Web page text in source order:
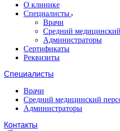
О клинике
Специалисты
Врачи
Средний
Администраторы
Сертификаты
Реквизиты
Специалисты
Врачи
Средний медицинский
Администраторы
Контакты